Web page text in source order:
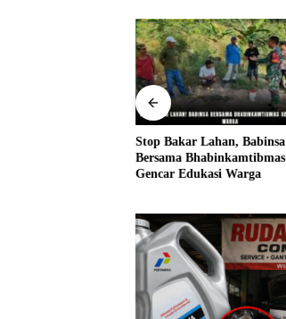
Stop Bakar Lahan, Babinsa
Bersama Bhabinkamtibmas
Gencar Edukasi Warga